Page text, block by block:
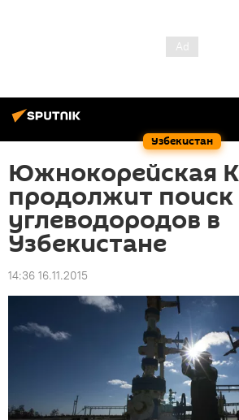
Узбекистан
Южнокорейская
продолжит поиск
углеводородов в
Узбекистане
14:36 16.11.2015